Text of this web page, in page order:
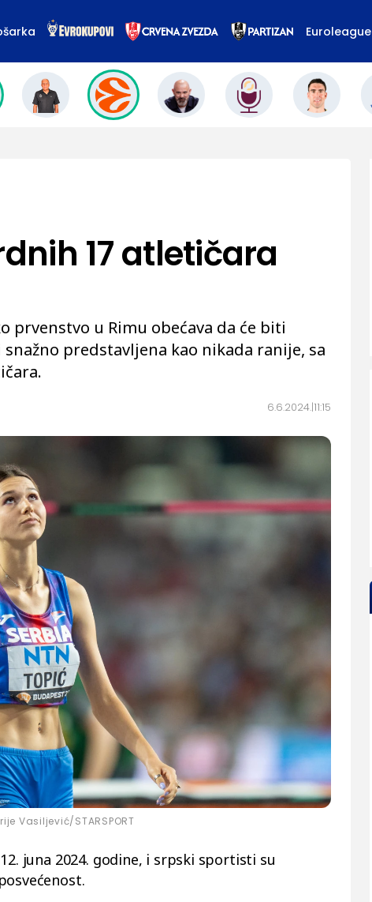
Euroleague
6.6.2024. 11:15
17 atletičara
prvenstvo u Rimu obećava da će biti
predstavljena kao nikada ranije, sa
Vasiljević/STARSPORT
juna 2024. godine, i srpski sportisti su